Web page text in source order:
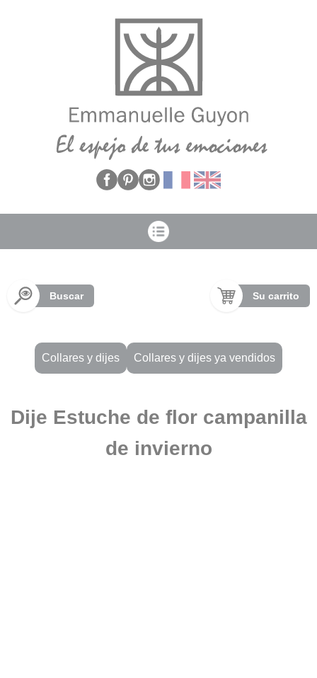
Buscar Su carrito
Collares y dijes Collares y dijes ya vendidos
Dije Estuche de flor campanilla
de invierno